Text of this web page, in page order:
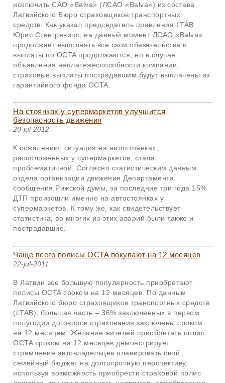
исключить САО «Balva» (ЛСАО «Balva») из состава
Латвийского Бюро страховщиков транспортных
средств. Как указал председатель правления LTAB
Юрис Стенгревицс, на данный момент ЛСАО «Balva»
продолжает выполнять все свои обязательства и
выплаты по OCTA продолжаются, но в случае
объявления неплатежеспособности компании,
страховые выплаты пострадавшим будут выплачены из
гарантийного фонда OCTA.
На стоянках у супермаркетов улучшится
безопасность движения
20-jul-2012
К сожалению, ситуация на автостоянках,
расположенных у супермаркетов, стала
проблематичной. Согласно статистическим данным
отдела организации движения Департамента
сообщения Рижской думы, за последние три года 15%
ДТП произошли именно на автостоянках у
супермаркетов. К тому же, как свидетельствует
статистика, во многих из этих аварий были также и
пострадавшие.
Чаще всего полисы OCTA покупают на 12 месяцев
22-jul-2011
В Латвии все большую популярность приобретают
полисы OCTAсроком на 12 месяцев. По данным
Латвийского бюро страховщиков транспортных средств
(LTAB), большая часть – 36% заключенных в первом
полугодии договоров страхования заключены сроком
на 12 месяцем. Желание жителей приобретать полис
OCTA сроком на 12 месяцев демонстрирует
стремление автовладельцев планировать свой
семейный бюджет на долгосрочную перспективу,
используя возможность приобрести страховой полис